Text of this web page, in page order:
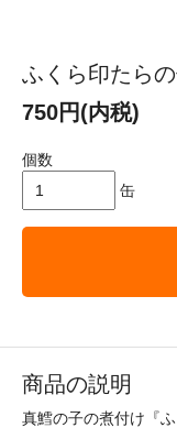
ふくら印たら
750円(内税)
個数
缶
商品の説明
真鱈の子の煮付け『